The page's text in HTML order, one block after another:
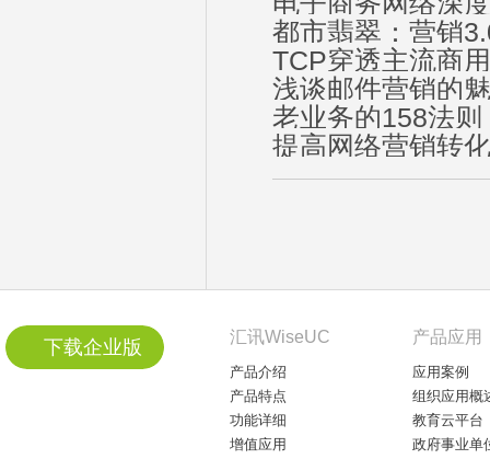
都市翡翠：营销
TCP穿透主流商
浅谈邮件营销的
老业务的158法
提高网络营销转
下载企业版 汇讯WiseUC
产品介绍
产品特点
功能详细
增值应用
产品应用
应用案例
组织应用概
教育云平台
政府事业单